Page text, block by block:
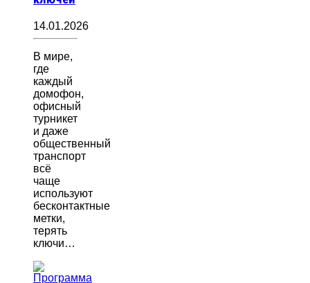
14.01.2026
В мире,
где
каждый
домофон,
офисный
турникет
и даже
общественный
транспорт
всё
чаще
используют
бесконтактные
метки,
терять
ключи…